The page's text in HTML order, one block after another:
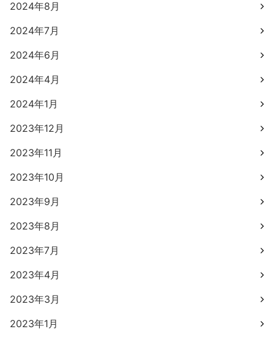
2024年8月
2024年7月
2024年6月
2024年4月
2024年1月
2023年12月
2023年11月
2023年10月
2023年9月
2023年8月
2023年7月
2023年4月
2023年3月
2023年1月